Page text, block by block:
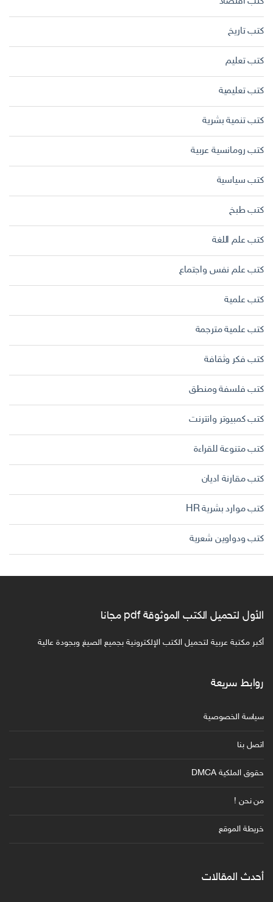
كتب تاريخ
كتب تعليم
كتب تعليمية
كتب تنمية بشرية
كتب رومانسية عربية
كتب سياسية
كتب طبخ
كتب علم اللغة
كتب علم نفس واجتماع
كتب علمية
كتب علمية مترجمة
كتب فكر وثقافة
كتب فلسفة ومنطق
كتب كمبيوتر وانترنت
كتب متنوعة للقراءة
كتب مقارنة اديان
كتب موارد بشرية HR
كتب ودواوين شعرية
الأول لتحميل الكتب الموثوقة pdf مجانا
أكبر مكتبة عربية لتحميل الكتب الإلكترونية بجميع الصيغ وبجودة عالية
روابط سريعة
سياسة الخصوصية
اتصل بنا
حقوق الملكية DMCA
من نحن !
خريطة الموقع
أحدث المقالات